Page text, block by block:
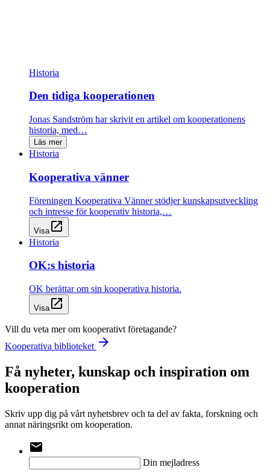
Historia
Den tidiga kooperationen
Jonas Sandström har skrivit en artikel om kooperationens
historia, med…
Läs mer
Historia
Kooperativa vänner
Föreningen Kooperativa Vänner stödjer kunskapsutveckling
och intresse för kooperativ historia,…
Visa open_in_new
Historia
OK:s historia
OK berättar om sin kooperativa historia.
Visa open_in_new
Vill du veta mer om kooperativt företagande?
Kooperativa biblioteket arrow_forward
Få nyheter, kunskap och inspiration om
kooperation
Skriv upp dig på vårt nyhetsbrev och ta del av fakta, forskning och
annat näringsrikt om kooperation.
email
Din mejladress